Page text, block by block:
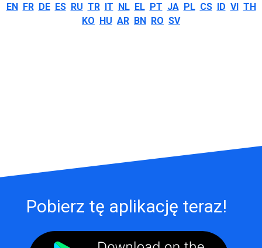
EN FR DE ES RU TR IT NL EL PT JA PL CS ID VI TH
KO HU AR BN RO SV
Pobierz tę aplikację teraz!